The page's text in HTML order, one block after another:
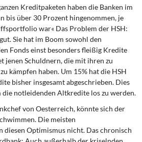
Kreditpaketen haben die Banken im
bis über 30 Prozent hingenommen, je
war« Das Problem der HSH:
Sie hat im Boom sowohl den
Fonds einst besonders fleißig Kredite
jenen Schuldnern, die mit ihren zu
kämpfen haben. Um 15% hat die HSH
bisher insgesamt abgeschrieben. Dies
notleidenden Altkredite los zu werden.
von Oesterreich, könnte sich der
Die meisten
diesen Optimismus nicht. Das chronisch